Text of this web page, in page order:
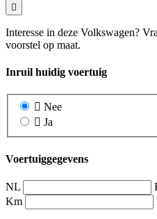
Interesse in deze Volkswagen?
voorstel op maat.
Inruil huidig voertuig
Nee
Ja
Voertuiggegevens
NL
Km